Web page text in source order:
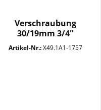
Verschraubung
30/19mm 3/4"
Überwurfmutter...
Artikel-Nr.:X49.1A1-1757